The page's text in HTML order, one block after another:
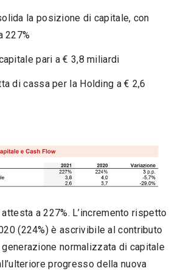
la posizione di capitale, con
227%
pari a € 3,8 miliardi
di cassa per la Holding a € 2,6
a 227%. L’incremento rispetto
(224%) è ascrivibile al contributo
normalizzata di capitale
progresso della nuova